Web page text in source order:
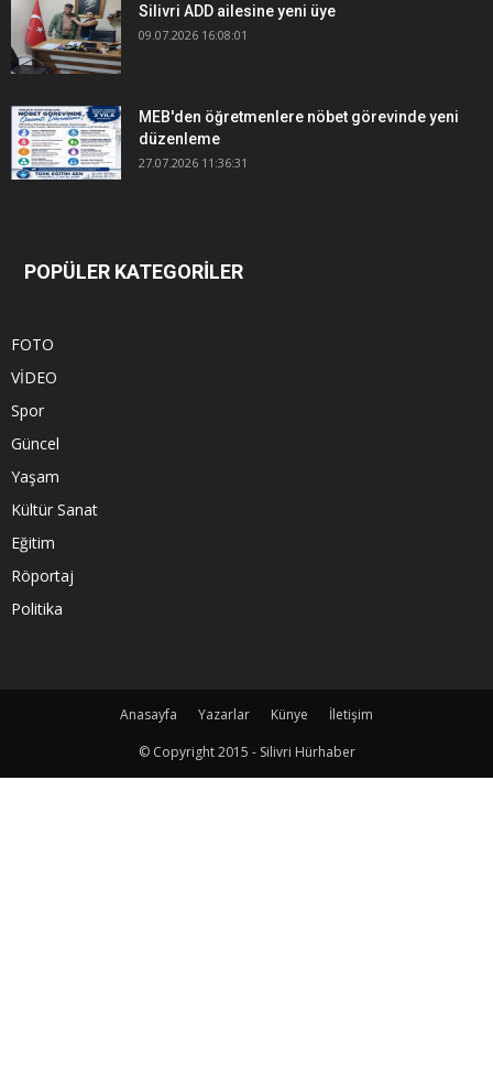
Silivri ADD ailesine yeni üye
09.07.2026 16:08:01
MEB'den öğretmenlere nöbet görevinde yeni
düzenleme
27.07.2026 11:36:31
POPÜLER KATEGORİLER
FOTO
VİDEO
Spor
Güncel
Yaşam
Kültür Sanat
Eğitim
Röportaj
Politika
Anasayfa Yazarlar Künye
İletişim
© Copyright 2015 - Silivri Hürhaber